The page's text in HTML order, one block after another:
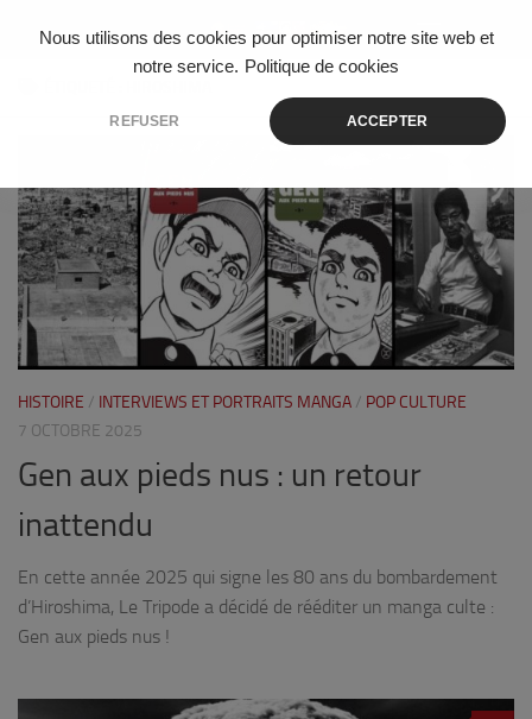
Nous utilisons des cookies pour optimiser notre site web et
notre service. Politique de cookies
REFUSER ACCEPTER
Skip to content
HISTOIRE / INTERVIEWS ET PORTRAITS MANGA / POP CULTURE
7 OCTOBRE 2025
Gen aux pieds nus : un retour
inattendu
En cette année 2025 qui signe les 80 ans du bombardement
d’Hiroshima, Le Tripode a décidé de rééditer un manga culte :
Gen aux pieds nus !